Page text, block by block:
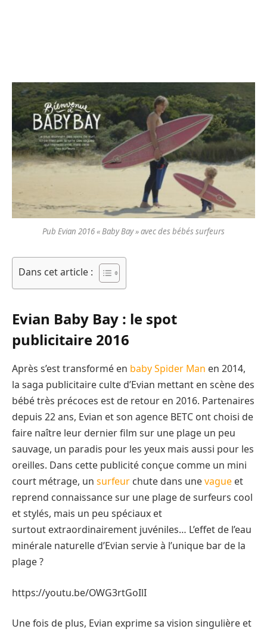
Pub Evian 2016 « Baby Bay » avec des bébés surfeurs
Dans cet article :
Evian Baby Bay : le spot
publicitaire 2016
Après s’est transformé en baby Spider Man en 2014,
la saga publicitaire culte d’Evian mettant en scène des
bébé très précoces est de retour en 2016. Partenaires
depuis 22 ans, Evian et son agence BETC ont choisi de
faire naître leur dernier film sur une plage un peu
sauvage, un paradis pour les yeux mais aussi pour les
oreilles. Dans cette publicité conçue comme un mini
court métrage, un surfeur chute dans unevague et
reprend connaissance sur une plage de surfeurs cool
et stylés, mais un peu spéciaux et
surtout extraordinairement juvéniles… L’effet de l’eau
minérale naturelle d’Evian servie à l’unique bar de la
plage ?
https://youtu.be/OWG3rtGoIlI
Une fois de plus, Evian exprime sa vision singulière et